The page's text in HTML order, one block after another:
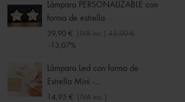
Lámpara PERSONALIZABLE con
forma de estrella
39,90 € (IVA inc.)
45,90 €
-13,07%
Lámpara Led con forma de
Estrella Mini -...
14,95 € (IVA inc.)